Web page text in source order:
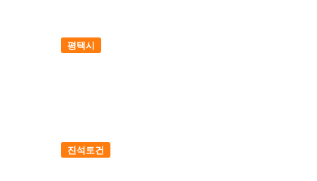
평택시
진석토건